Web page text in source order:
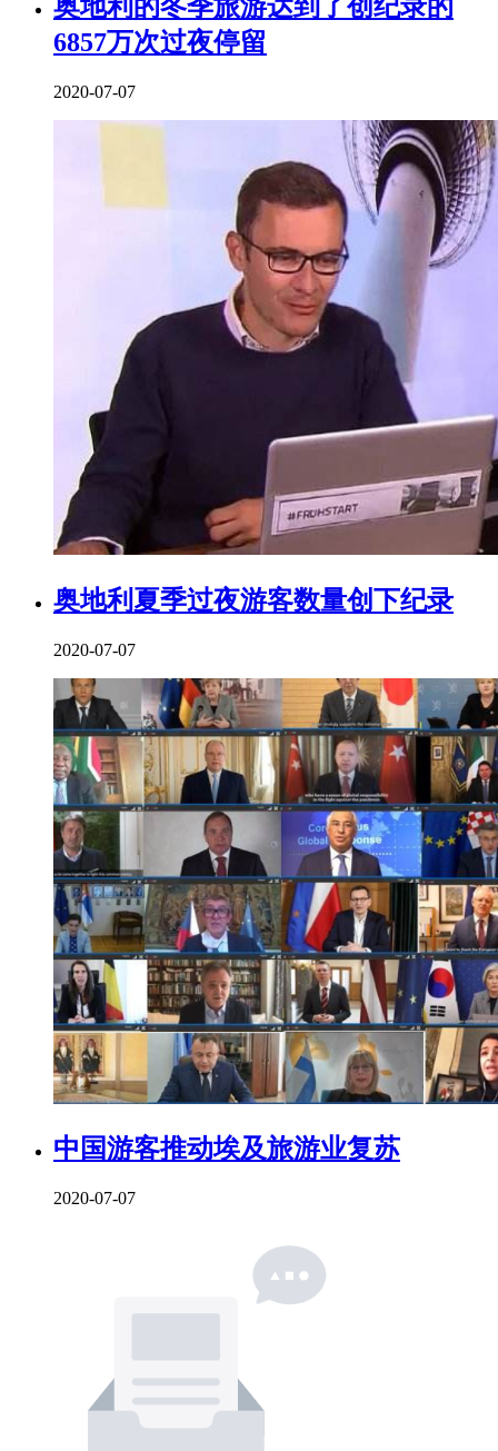
奥地利的冬季旅游达到了创纪录的
6857万次过夜停留
2020-07-07
奥地利夏季过夜游客数量创下纪录
2020-07-07
中国游客推动埃及旅游业复苏
2020-07-07